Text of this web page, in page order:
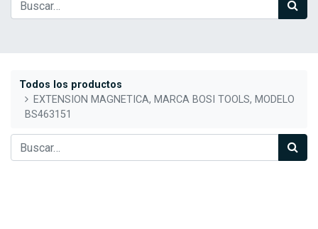
Todos los productos
EXTENSION MAGNETICA, MARCA BOSI TOOLS, MODELO
BS463151